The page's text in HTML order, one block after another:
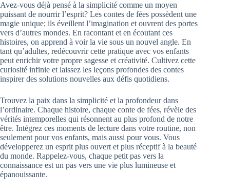
Avez-vous déjà pensé à la simplicité comme un moyen
puissant de nourrir l’esprit? Les contes de fées possèdent une
magie unique; ils éveillent l’imagination et ouvrent des portes
vers d’autres mondes. En racontant et en écoutant ces
histoires, on apprend à voir la vie sous un nouvel angle. En
tant qu’adultes, redécouvrir cette pratique avec vos enfants
peut enrichir votre propre sagesse et créativité. Cultivez cette
curiosité infinie et laissez les leçons profondes des contes
inspirer des solutions nouvelles aux défis quotidiens.
Trouvez la paix dans la simplicité et la profondeur dans
l’ordinaire. Chaque histoire, chaque conte de fées, révèle des
vérités intemporelles qui résonnent au plus profond de notre
être. Intégrez ces moments de lecture dans votre routine, non
seulement pour vos enfants, mais aussi pour vous. Vous
développerez un esprit plus ouvert et plus réceptif à la beauté
du monde. Rappelez-vous, chaque petit pas vers la
connaissance est un pas vers une vie plus lumineuse et
épanouissante.